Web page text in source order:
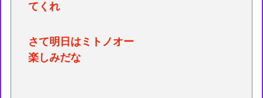
てくれ
さて明日はミトノオー
楽しみだな